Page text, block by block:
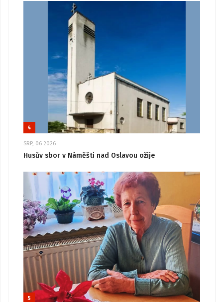
4
SRP, 06 2026
Husův sbor v Náměšti nad Oslavou ožije
5